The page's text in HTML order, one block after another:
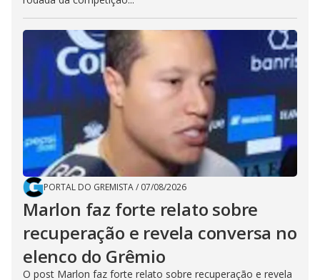
PORTAL DO GREMISTA/ 07/08/2026
Marlon faz forte relato sobre
recuperação e revela conversa no
elenco do Grêmio
O post Marlon faz forte relato sobre recuperação e revela